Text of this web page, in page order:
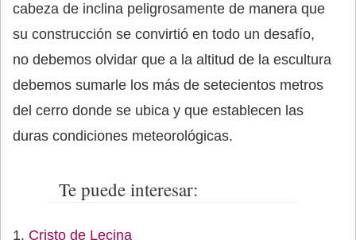
cabeza de inclina peligrosamente de manera que
su construcción se convirtió en todo un desafío,
no debemos olvidar que a la altitud de la escultura
debemos sumarle los más de setecientos metros
del cerro donde se ubica y que establecen las
duras condiciones meteorológicas.
Te puede interesar:
Cristo de Lecina